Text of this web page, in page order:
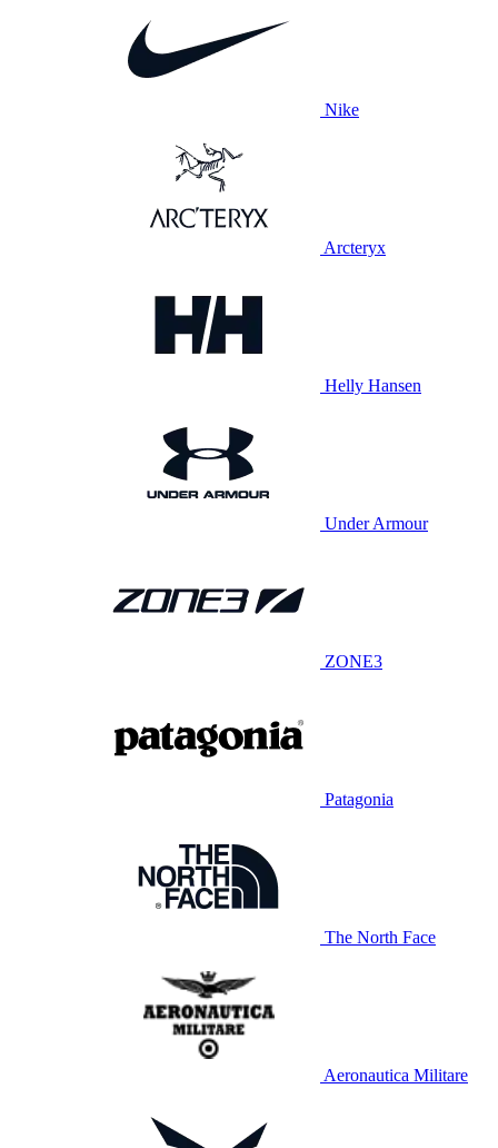
Nike
Arcteryx
Helly Hansen
Under Armour
ZONE3
Patagonia
The North Face
Aeronautica Militare